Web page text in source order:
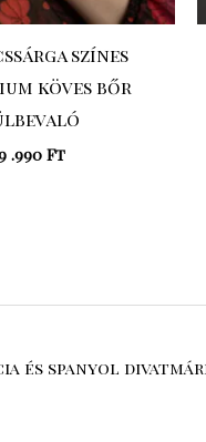
színes
köves bőr
.990 Ft
és spanyol